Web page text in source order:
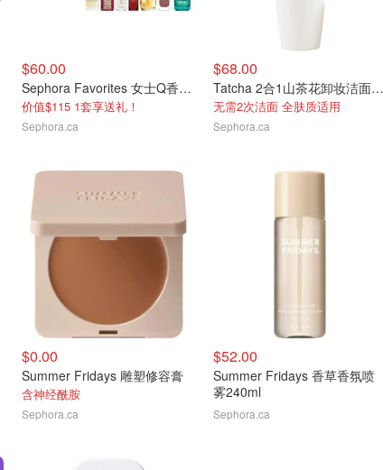
$60.00
Sephora Favorites 女士Q香5mlX7支礼盒
价值$115 1套享送礼！
Sephora.ca
$68.00
Tatcha 2合1山茶花卸妆洁面油150ml
无需2次洁面 全肤质适用
Sephora.ca
$0.00
Summer Fridays 雕塑修容膏
含神经酰胺
Sephora.ca
$52.00
Summer Fridays 香草香氛喷
雾240ml
Sephora.ca